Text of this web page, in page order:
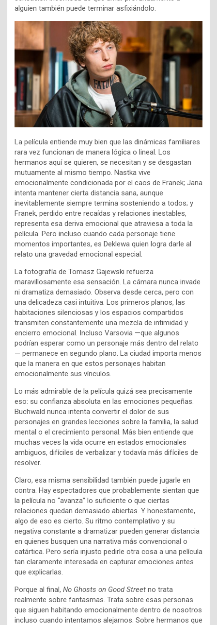
alguien también puede terminar asfixiándolo.
La película entiende muy bien que las dinámicas familiares
rara vez funcionan de manera lógica o lineal. Los
hermanos aquí se quieren, se necesitan y se desgastan
mutuamente al mismo tiempo. Nastka vive
emocionalmente condicionada por el caos de Franek; Jana
intenta mantener cierta distancia sana, aunque
inevitablemente siempre termina sosteniendo a todos; y
Franek, perdido entre recaídas y relaciones inestables,
representa esa deriva emocional que atraviesa a toda la
película. Pero incluso cuando cada personaje tiene
momentos importantes, es Deklewa quien logra darle al
relato una gravedad emocional especial.
La fotografía de Tomasz Gajewski refuerza
maravillosamente esa sensación. La cámara nunca invade
ni dramatiza demasiado. Observa desde cerca, pero con
una delicadeza casi intuitiva. Los primeros planos, las
habitaciones silenciosas y los espacios compartidos
transmiten constantemente una mezcla de intimidad y
encierro emocional. Incluso Varsovia —que algunos
podrían esperar como un personaje más dentro del relato
— permanece en segundo plano. La ciudad importa menos
que la manera en que estos personajes habitan
emocionalmente sus vínculos.
Lo más admirable de la película quizá sea precisamente
eso: su confianza absoluta en las emociones pequeñas.
Buchwald nunca intenta convertir el dolor de sus
personajes en grandes lecciones sobre la familia, la salud
mental o el crecimiento personal. Más bien entiende que
muchas veces la vida ocurre en estados emocionales
ambiguos, difíciles de verbalizar y todavía más difíciles de
resolver.
Claro, esa misma sensibilidad también puede jugarle en
contra. Hay espectadores que probablemente sientan que
la película no “avanza” lo suficiente o que ciertas
relaciones quedan demasiado abiertas. Y honestamente,
algo de eso es cierto. Su ritmo contemplativo y su
negativa constante a dramatizar pueden generar distancia
en quienes busquen una narrativa más convencional o
catártica. Pero sería injusto pedirle otra cosa a una película
tan claramente interesada en capturar emociones antes
que explicarlas.
Porque al final, No Ghosts on Good Street no trata
realmente sobre fantasmas. Trata sobre esas personas
que siguen habitando emocionalmente dentro de nosotros
incluso cuando intentamos alejarnos. Sobre hermanos que